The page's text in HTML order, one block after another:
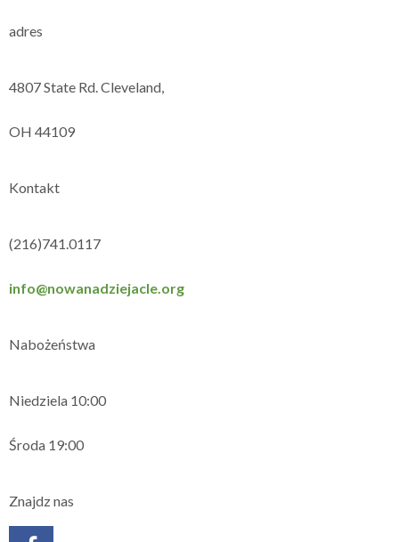
adres
4807 State Rd. Cleveland,
OH 44109
Kontakt
(216)741.0117
info@nowanadziejacle.org
Nabożeństwa
Niedziela 10:00
Środa 19:00
Znajdz nas